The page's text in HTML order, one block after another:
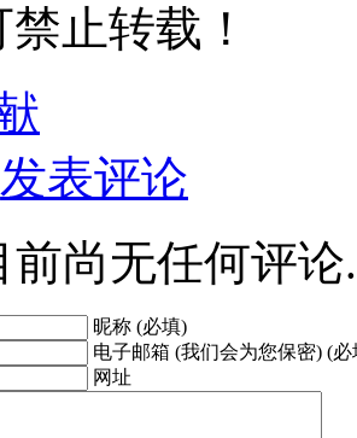
止转载！
发表评论
前尚无任何评论.
昵称 (必填)
电子邮箱 (我们会为您保密) (必
网址